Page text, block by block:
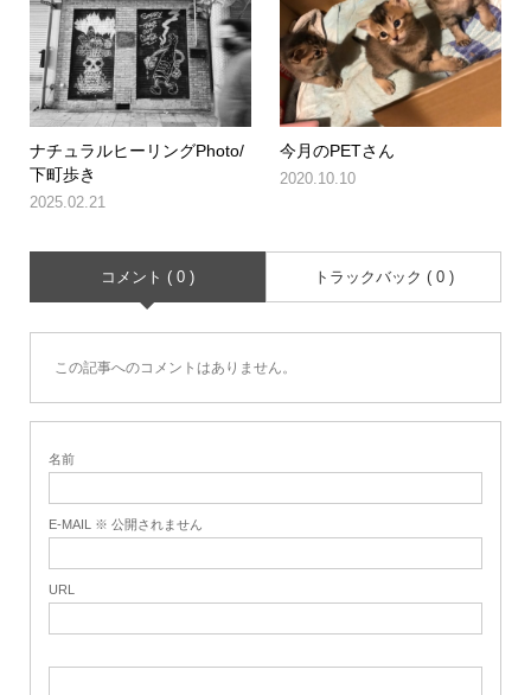
ナチュラルヒーリングPhoto/
下町歩き
2025.02.21
今月のPETさん
2020.10.10
コメント ( 0 ) トラックバック ( 0 )
この記事へのコメントはありません。
名前
E-MAIL ※ 公開されません
URL